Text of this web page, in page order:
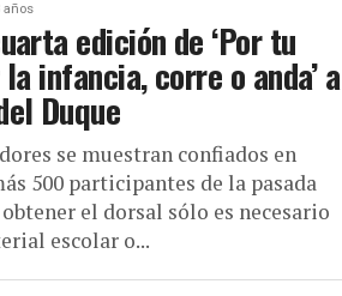
años
edición de ‘Por tu
infancia, corre o anda’ a
Duque
se muestran confiados en
500 participantes de la pasada
el dorsal sólo es necesario
escolar o...